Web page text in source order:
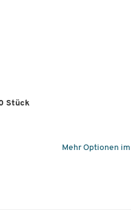
Stück
Mehr Optionen